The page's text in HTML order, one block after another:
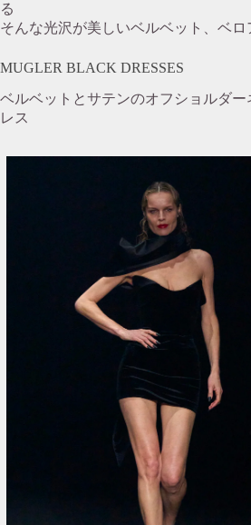
る
そんな光沢が美しいベルベット、ベロ
MUGLER BLACK DRESSES
ベルベットとサテンのオフショルダー
レス